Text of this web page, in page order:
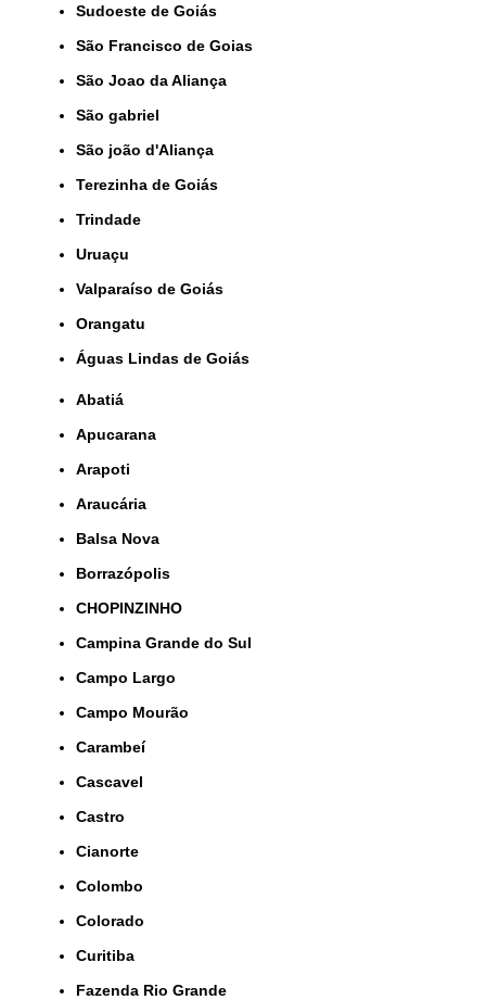
Sudoeste de Goiás
São Francisco de Goias
São Joao da Aliança
São gabriel
São joão d'Aliança
Terezinha de Goiás
Trindade
Uruaçu
Valparaíso de Goiás
orangatu
Águas Lindas de Goiás
Abatiá
Apucarana
Arapoti
Araucária
Balsa Nova
Borrazópolis
CHOPINZINHO
Campina Grande do Sul
Campo Largo
Campo Mourão
Carambeí
Cascavel
Castro
Cianorte
Colombo
Colorado
Curitiba
Fazenda Rio Grande